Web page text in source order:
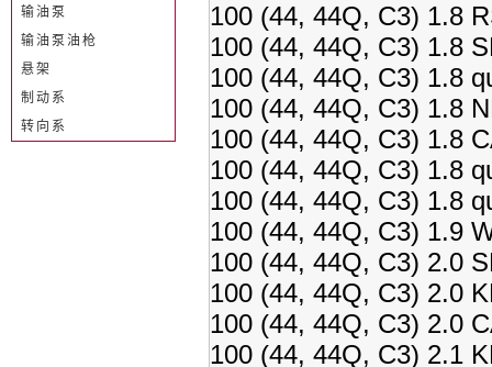
100 (44, 44Q, C3) 1.8
100 (44, 44Q, C3) 1.8
100 (44, 44Q, C3) 1.8
100 (44, 44Q, C3) 1.8
100 (44, 44Q, C3) 1.8
100 (44, 44Q, C3) 1.8
100 (44, 44Q, C3) 1.8
100 (44, 44Q, C3) 1.9
100 (44, 44Q, C3) 2.0
100 (44, 44Q, C3) 2.0
100 (44, 44Q, C3) 2.0
100 (44, 44Q, C3) 2.1
输油泵
输油泵油枪
悬架
制动系
转向系